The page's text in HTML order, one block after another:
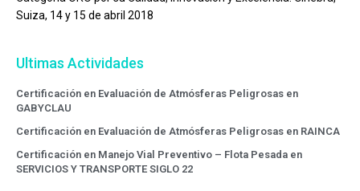
Suiza, 14 y 15 de abril 2018
Ultimas Actividades
Certificación en Evaluación de Atmósferas Peligrosas en
GABYCLAU
Certificación en Evaluación de Atmósferas Peligrosas en RAINCA
Certificación en Manejo Vial Preventivo – Flota Pesada en
SERVICIOS Y TRANSPORTE SIGLO 22